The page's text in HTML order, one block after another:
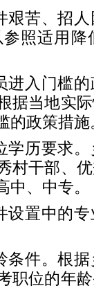
艰苦、招
照适用降
进入门槛
据当地实
的政策措施
学历要求
村干部、
、中专。
设置中的
条件。根
职位的年